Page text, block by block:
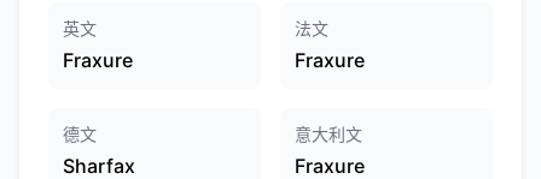
英文
Fraxure
法文
Fraxure
德文
Sharfax
意大利文
Fraxure